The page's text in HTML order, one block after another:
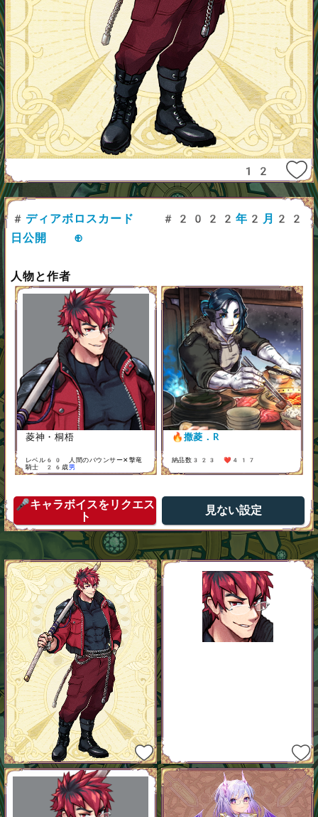
12
#ディアボロスカード
#2022年2月22
日公開
⊕
人物と作者
菱神・桐梧
レベル60 人間のバウンサー✕撃竜
騎士 26歳 男
🔥撒菱．R
納品数323 ❤️417
🎤キャラボイスをリクエス
ト
見ない設定